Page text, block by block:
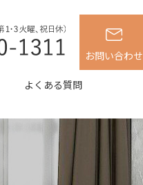
お問い合わせ
よくある質問